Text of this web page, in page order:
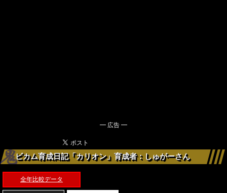
━ 広告 ━
ビカム育成日記「カリオン」育成者：しゅがーさん
全年比較データ